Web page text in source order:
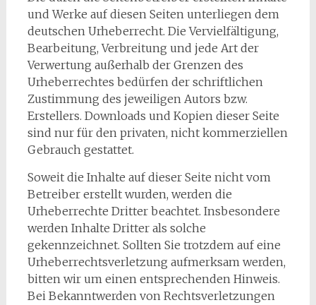
und Werke auf diesen Seiten unterliegen dem
deutschen Urheberrecht. Die Vervielfältigung,
Bearbeitung, Verbreitung und jede Art der
Verwertung außerhalb der Grenzen des
Urheberrechtes bedürfen der schriftlichen
Zustimmung des jeweiligen Autors bzw.
Erstellers. Downloads und Kopien dieser Seite
sind nur für den privaten, nicht kommerziellen
Gebrauch gestattet.
Soweit die Inhalte auf dieser Seite nicht vom
Betreiber erstellt wurden, werden die
Urheberrechte Dritter beachtet. Insbesondere
werden Inhalte Dritter als solche
gekennzeichnet. Sollten Sie trotzdem auf eine
Urheberrechtsverletzung aufmerksam werden,
bitten wir um einen entsprechenden Hinweis.
Bei Bekanntwerden von Rechtsverletzungen